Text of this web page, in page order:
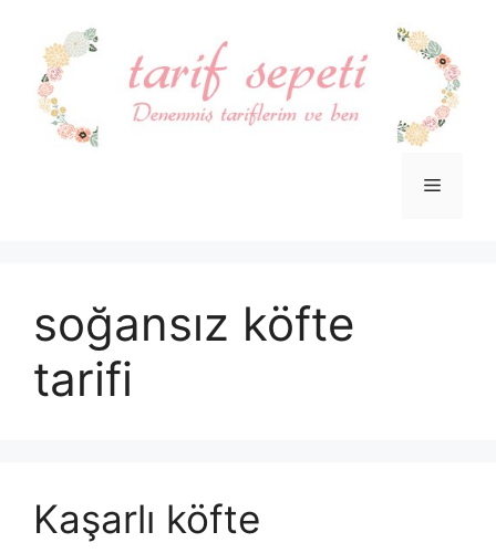
Menü
soğansız köfte
tarifi
Kaşarlı köfte